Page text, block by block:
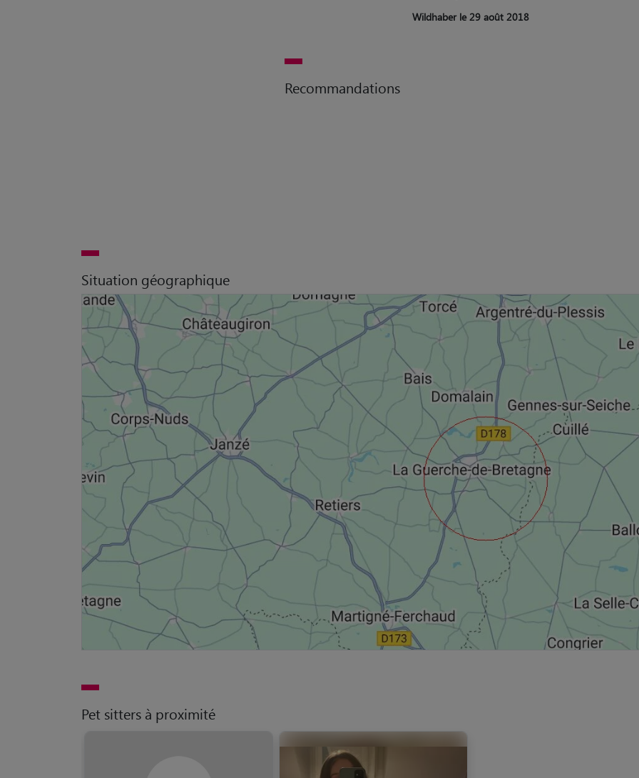
Wildhaber le 29 août 2018
Recommandations
Situation géographique
Pet sitters à proximité